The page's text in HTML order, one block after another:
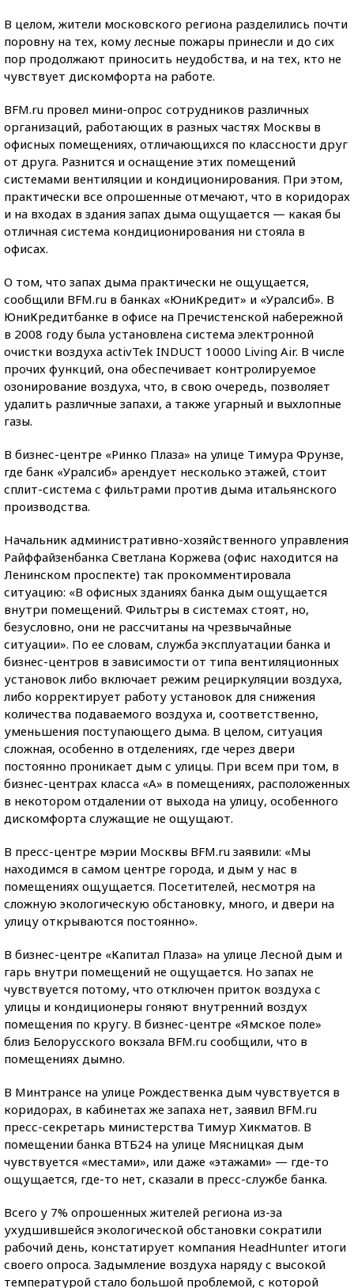
В целом, жители московского региона разделились почти
поровну на тех, кому лесные пожары принесли и до сих
пор продолжают приносить неудобства, и на тех, кто не
чувствует дискомфорта на работе.
BFM.ru провел мини-опрос сотрудников различных
организаций, работающих в разных частях Москвы в
офисных помещениях, отличающихся по классности друг
от друга. Разнится и оснащение этих помещений
системами вентиляции и кондиционирования. При этом,
практически все опрошенные отмечают, что в коридорах
и на входах в здания запах дыма ощущается — какая бы
отличная система кондиционирования ни стояла в
офисах.
О том, что запах дыма практически не ощущается,
сообщили BFM.ru в банках «ЮниКредит» и «Уралсиб». В
ЮниКредитбанке в офисе на Пречистенской набережной
в 2008 году была установлена система электронной
очистки воздуха activTek INDUCT 10000 Living Air. В числе
прочих функций, она обеспечивает контролируемое
озонирование воздуха, что, в свою очередь, позволяет
удалить различные запахи, а также угарный и выхлопные
газы.
В бизнес-центре «Ринко Плаза» на улице Тимура Фрунзе,
где банк «Уралсиб» арендует несколько этажей, стоит
сплит-система с фильтрами против дыма итальянского
производства.
Начальник административно-хозяйственного управления
Райффайзенбанка Светлана Коржева (офис находится на
Ленинском проспекте) так прокомментировала
ситуацию: «В офисных зданиях банка дым ощущается
внутри помещений. Фильтры в системах стоят, но,
безусловно, они не рассчитаны на чрезвычайные
ситуации». По ее словам, служба эксплуатации банка и
бизнес-центров в зависимости от типа вентиляционных
установок либо включает режим рециркуляции воздуха,
либо корректирует работу установок для снижения
количества подаваемого воздуха и, соответственно,
уменьшения поступающего дыма. В целом, ситуация
сложная, особенно в отделениях, где через двери
постоянно проникает дым с улицы. При всем при том, в
бизнес-центрах класса «А» в помещениях, расположенных
в некотором отдалении от выхода на улицу, особенного
дискомфорта служащие не ощущают.
В пресс-центре мэрии Москвы BFM.ru заявили: «Мы
находимся в самом центре города, и дым у нас в
помещениях ощущается. Посетителей, несмотря на
сложную экологическую обстановку, много, и двери на
улицу открываются постоянно».
В бизнес-центре «Капитал Плаза» на улице Лесной дым и
гарь внутри помещений не ощущается. Но запах не
чувствуется потому, что отключен приток воздуха с
улицы и кондиционеры гоняют внутренний воздух
помещения по кругу. В бизнес-центре «Ямское поле»
близ Белорусского вокзала BFM.ru сообщили, что в
помещениях дымно.
В Минтрансе на улице Рождественка дым чувствуется в
коридорах, в кабинетах же запаха нет, заявил BFM.ru
пресс-секретарь министерства Тимур Хикматов. В
помещении банка ВТБ24 на улице Мясницкая дым
чувствуется «местами», или даже «этажами» — где-то
ощущается, где-то нет, сказали в пресс-службе банка.
Всего у 7% опрошенных жителей региона из-за
ухудшившейся экологической обстановки сократили
рабочий день, констатирует компания HeadHunter итоги
своего опроса. Задымление воздуха наряду с высокой
температурой стало большой проблемой, с которой